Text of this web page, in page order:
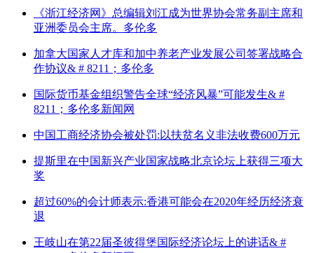
《浙江经济网》总编辑刘江成为世界协会常务副主席和
亚洲委员会主席。多伦多
加拿大国家人才库和加中养老产业发展公司签署战略合
作协议& # 8211；多伦多
国际货币基金组织警告全球“经济风暴”可能发生& #
8211；多伦多新闻网
中国工商经济协会被处罚:以扶贫名义非法收费600万元
提斯里在中国新兴产业国家战略北京论坛上获得三项大
奖
超过60%的会计师表示:香港可能会在2020年经历经济衰
退
王岐山在第22届圣彼得堡国际经济论坛上的讲话& #